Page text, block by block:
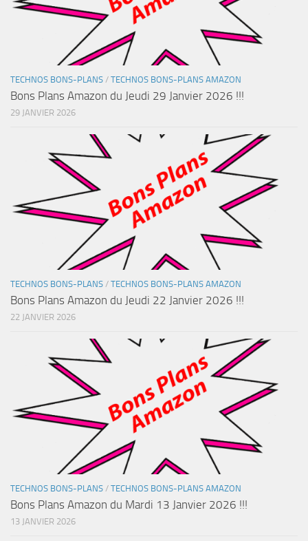
TECHNOS BONS-PLANS / TECHNOS BONS-PLANS AMAZON
Bons Plans Amazon du Jeudi 29 Janvier 2026 !!!
29 JANVIER 2026
TECHNOS BONS-PLANS / TECHNOS BONS-PLANS AMAZON
Bons Plans Amazon du Jeudi 22 Janvier 2026 !!!
22 JANVIER 2026
TECHNOS BONS-PLANS / TECHNOS BONS-PLANS AMAZON
Bons Plans Amazon du Mardi 13 Janvier 2026 !!!
13 JANVIER 2026